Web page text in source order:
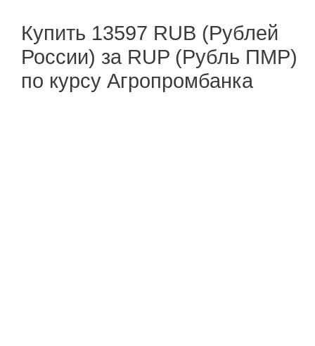
Купить 13597 RUB (Рублей
России) за RUP (Рубль ПМР)
по курсу Агропромбанка